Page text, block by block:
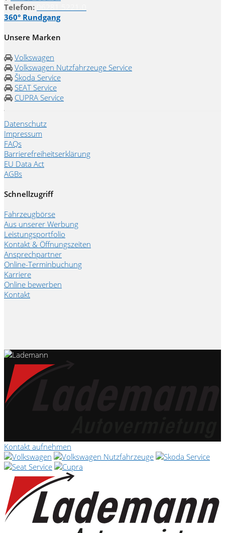
Telefon:
360° Rundgang
Unsere Marken
Volkswagen
Volkswagen Nutzfahrzeuge Service
Škoda Service
SEAT Service
CUPRA Service
Datenschutz
Impressum
FAQs
Barrierefreiheitserklärung
EU Data Act
AGBs
Schnellzugriff
Fahrzeugbörse
Aus unserer Werbung
Leistungsportfolio
Kontakt & Öffnungszeiten
Ansprechpartner
Online-Terminbuchung
Karriere
Online bewerben
Kontakt
Kontakt aufnehmen